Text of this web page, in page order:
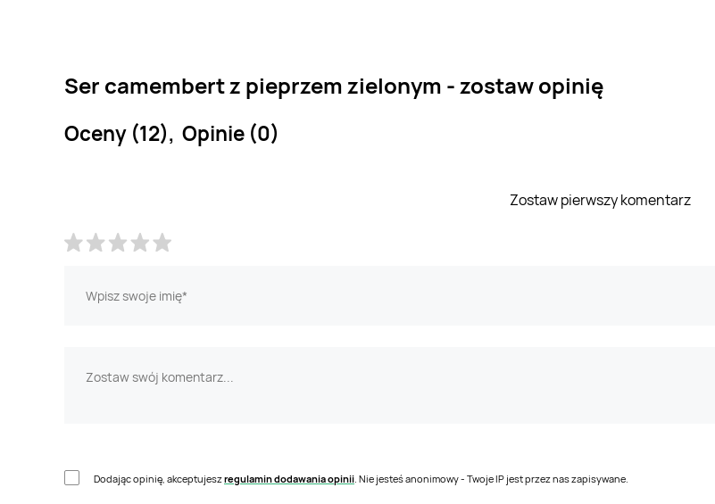
Ser camembert z pieprzem zielonym - zostaw opinię
Oceny (12), Opinie (0)
Zostaw pierwszy komentarz
Dodając opinię, akceptujeszregulamin dodawania opinii . Nie jesteś anonimowy - Twoje IP jest przez nas zapisywane.